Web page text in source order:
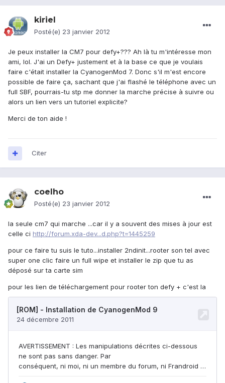
kiriel
Posté(e) 23 janvier 2012
Je peux installer la CM7 pour defy+??? Ah là tu m'intéresse mon
ami, lol. J'ai un Defy+ justement et à la base ce que je voulais
faire c'était installer la CyanogenMod 7. Donc s'il m'est encore
possible de faire ça, sachant que j'ai flashé le téléphone avec un
full SBF, pourrais-tu stp me donner la marche précise à suivre ou
alors un lien vers un tutoriel explicite?
Merci de ton aide !
Citer
coelho
Posté(e) 23 janvier 2012
la seule cm7 qui marche ...car il y a souvent des mises à jour est
celle ci http://forum.xda-dev...d.php?t=1445259
pour ce faire tu suis le tuto...installer 2ndinit...rooter son tel avec
super one clic faire un full wipe et installer le zip que tu as
déposé sur ta carte sim
pour les lien de téléchargement pour rooter ton defy + c'est la